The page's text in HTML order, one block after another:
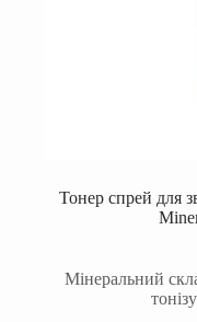
Тонер спрей для
Мінеральний